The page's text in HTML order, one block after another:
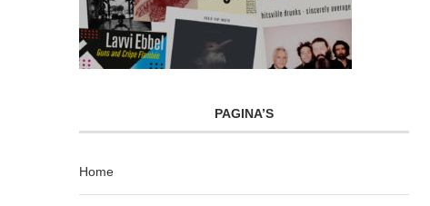
PAGINA’S
Home